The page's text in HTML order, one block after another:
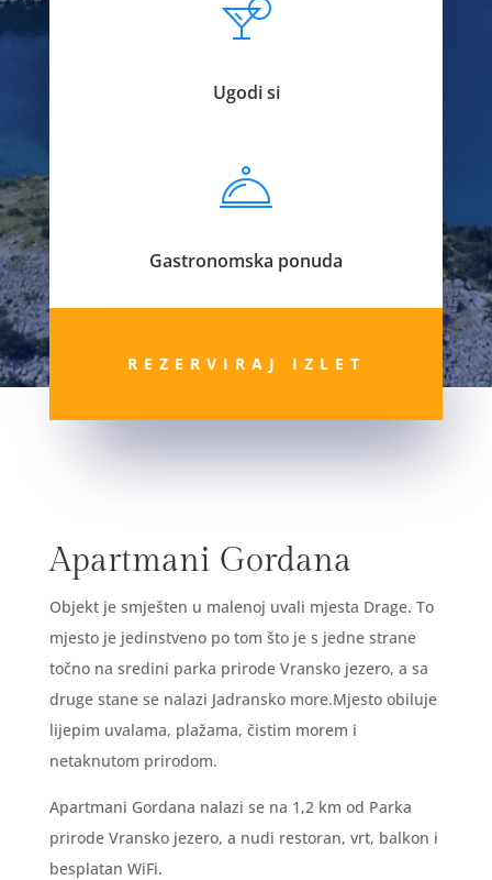
Ugodi si
Gastronomska ponuda
REZERVIRAJ IZLET
Apartmani Gordana
Objekt je smješten u malenoj uvali mjesta Drage. To
mjesto je jedinstveno po tom što je s jedne strane
točno na sredini parka prirode Vransko jezero, a sa
druge stane se nalazi Jadransko more.Mjesto obiluje
lijepim uvalama, plažama, čistim morem i
netaknutom prirodom.
Apartmani Gordana nalazi se na 1,2 km od Parka
prirode Vransko jezero, a nudi restoran, vrt, balkon i
besplatan WiFi.